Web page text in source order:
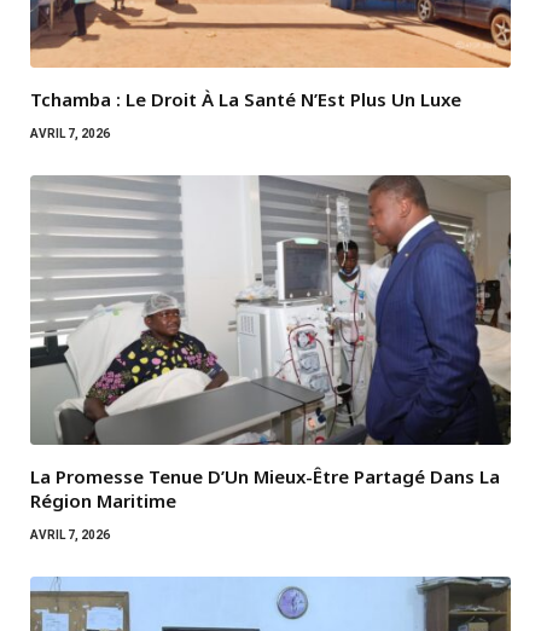
Tchamba : Le Droit À La Santé N’Est Plus Un Luxe
AVRIL 7, 2026
La Promesse Tenue D’Un Mieux-Être Partagé Dans La
Région Maritime
AVRIL 7, 2026